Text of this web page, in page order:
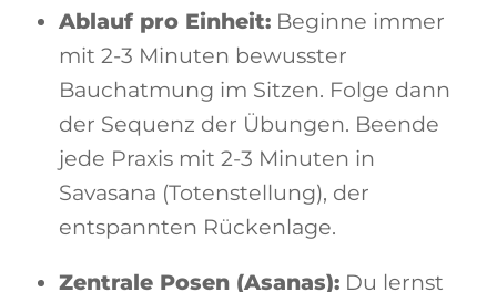
Ablauf pro Einheit: Beginne immer
mit 2-3 Minuten bewusster
Bauchatmung im Sitzen. Folge dann
der Sequenz der Übungen. Beende
jede Praxis mit 2-3 Minuten in
Savasana (Totenstellung), der
entspannten Rückenlage.
Zentrale Posen (Asanas): Du lernst